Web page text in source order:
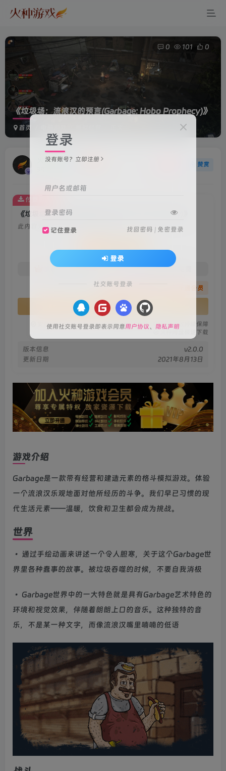
《垃圾场：流浪汉的预言(Garbage: Hobo Prophecy)》
首页
0 101 0
火种游戏 赞赏
《垃圾场：流浪汉的预言(Garbage: Hobo Prophecy)》
此内容为付费资源，请付费后查看
火种黄金会员 免费 火种黑钻会员
您暂无购买权限，请先开通会员
开通会员
安全绿色无毒保障 永久免费稳定更新
资源有效持续保障
火种网盘极速下载
版本信息
v2.0.0
更新日期
2021年8月13日
付费资源
游戏介绍
Garbage是一款带有经营和建造元素的格斗模拟游戏。体验
一个流浪汉乐观地面对他所经历的斗争。我们早已习惯的现
代生活元素——温暖，饮食和卫生都会成为挑战。
世界
• 通过手绘动画来讲述一个令人胆寒，关于这个Garbage世
界里各种蠢事的故事。被垃圾吞噬的时候，不要自我消极
• Garbage世界中的一大特色就是具有Garbage艺术特色的
环境和视觉效果，伴随着朗朗上口的音乐。这种独特的音
乐，不是某一种文字，而像流浪汉嘴里喃喃的低语
登录
没有账号？立即注册
用户名或邮箱
登录密码
记住登录 找回密码 | 免密登录
登录
社交账号登录
使用社交账号登录即表示同意用户协议、 隐私声明